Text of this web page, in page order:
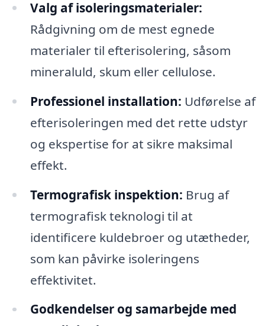
Valg af isoleringsmaterialer:
Rådgivning om de mest egnede
materialer til efterisolering, såsom
mineraluld, skum eller cellulose.
Professionel installation: Udførelse af
efterisoleringen med det rette udstyr
og ekspertise for at sikre maksimal
effekt.
Termografisk inspektion: Brug af
termografisk teknologi til at
identificere kuldebroer og utætheder,
som kan påvirke isoleringens
effektivitet.
Godkendelser og samarbejde med